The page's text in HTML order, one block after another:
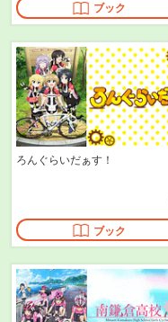
ブック
ろんぐらいだぁす！
ブック